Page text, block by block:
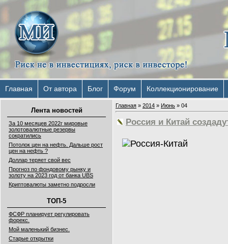
Главная От автора Блог Форум Коллекционирование
Лента новостей
За 10 месяцев 2022г мировые
золотовалютные резервы
сократились
Потолок цен на нефть. Дальше рост
цен на нефть ?
Доллар теряет свой вес
Прогноз по фондовому рынку и
золоту на 2023 год от банка UBS
Криптовалюты заметно подросли
ТОП-5
ФСФР планирует регулировать
форекс.
Мой маленький бизнес.
Старые открытки
Главная » 2014 » Июнь » 04
Россия и Китай